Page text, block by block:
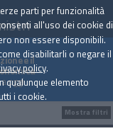
e il
oggi
Mostra filtri
parti per funzionalità
all'uso dei cookie di
non essere disponibili.
disabilitarli o negare il
policy.
qualunque elemento
i cookie.